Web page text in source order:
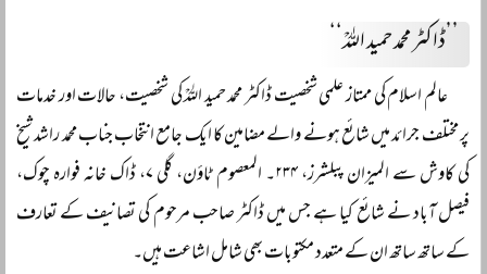
’’ڈاکٹر محمد حمید اللہؒ‘‘
عالم اسلام کی ممتاز علمی شخصیت ڈاکٹر محمد حمید اللہؒ کی شخصیت، حالات اور خدمات
پر مختلف جرائد میں شائع ہونے والے مضامین کا ایک جامع انتخاب جناب محمد راشد شیخ
کی کاوش سے المیزان پبلشرز، ۲۳۴۔ المعصوم ٹاؤن، گلی ۷، ڈاک خانہ فوارہ چوک،
فیصل آباد نے شائع کیا ہے جس میں ڈاکٹر صاحب مرحوم کی تصانیف کے تعارف
کے ساتھ ساتھ ان کے متعدد مکتوبات بھی شامل اشاعت ہیں۔